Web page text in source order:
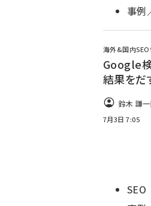
事例
海外&国内SEO
Google
結果をだ
鈴木 謙一
7月3日 7:05
SEO